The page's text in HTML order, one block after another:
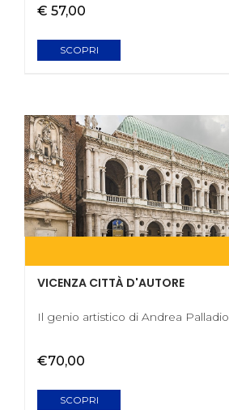
€ 57,00
SCOPRI
VICENZA CITTÀ D'AUTORE
Il genio artistico di Andrea Palladio
€70,00
SCOPRI